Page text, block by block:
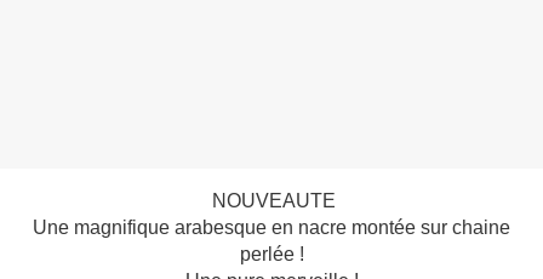
NOUVEAUTE
Une magnifique arabesque en nacre montée sur chaine
perlée !